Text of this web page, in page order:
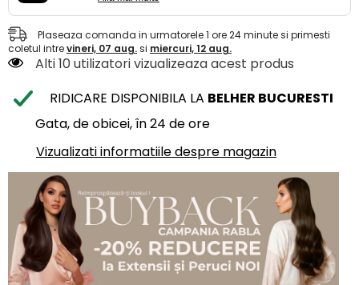
Plaseaza comanda in urmatorele1 ore24minutesi primesti
coletul intrevineri, 07 aug.si miercuri, 12 aug.
Alti 10 utilizatori vizualizeaza acest produs
RIDICARE DISPONIBILA LA BELHER BUCURESTI
Gata, de obicei, în 24 de ore
Vizualizati informatiile despre magazin